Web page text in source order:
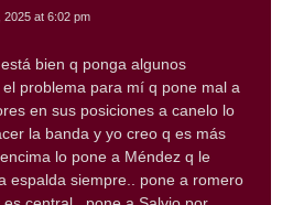
2025 at 6:02 pm
bien q ponga algunos
problema para mí q pone mal a
en sus posiciones a canelo lo
la banda y yo creo q es más
lo pone a Méndez q le
espalda siempre.. pone a romero